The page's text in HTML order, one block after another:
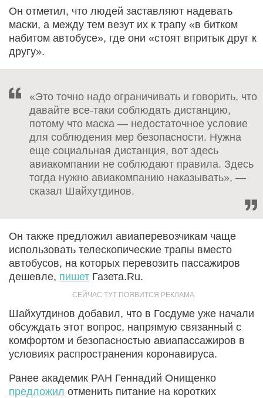
Он отметил, что людей заставляют надевать
маски, а между тем везут их к трапу «в битком
набитом автобусе», где они «стоят впритык друг к
другу».
«Это точно надо ограничивать и говорить, что
давайте все-таки соблюдать дистанцию,
потому что маска — недостаточное условие
для соблюдения мер безопасности. Нужна
еще социальная дистанция, вот здесь
авиакомпании не соблюдают правила. Здесь
тогда нужно авиакомпанию наказывать», —
сказал Шайхутдинов.
Он также предложил авиаперевозчикам чаще
использовать телескопические трапы вместо
автобусов, на которых перевозить пассажиров
дешевле, пишет Газета.Ru.
Шайхутдинов добавил, что в Госдуме уже начали
обсуждать этот вопрос, напрямую связанный с
комфортом и безопасностью авиапассажиров в
условиях распространения коронавируса.
Ранее академик РАН Геннадий Онищенко
предложил отменить питание на коротких